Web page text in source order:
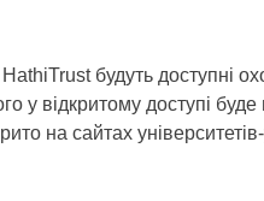
будуть доступні
у відкритому доступі буде
на сайтах